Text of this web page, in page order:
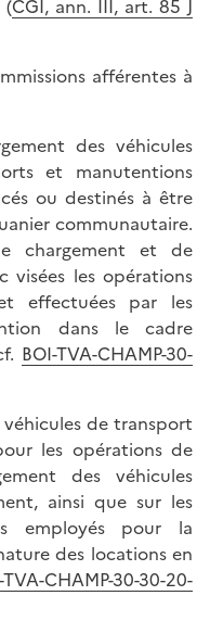
(CGI, ann. III, art. 85 J
afférentes à
des véhicules
et manutentions
ou destinés à être
communautaire.
chargement et de
visées les opérations
effectuées par les
dans le cadre
BOI-TVA-CHAMP-30-
de transport
les opérations de
des véhicules
ainsi que sur les
employés pour la
des locations en
TVA-CHAMP-30-30-20-